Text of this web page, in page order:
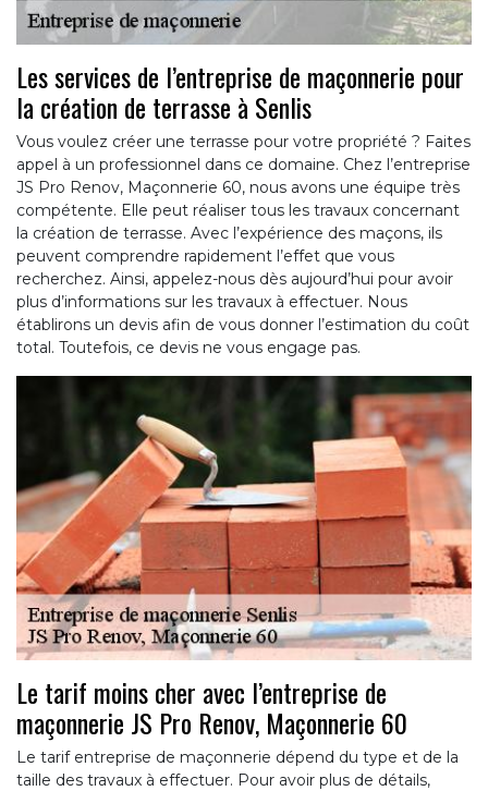
Les services de l’entreprise de maçonnerie pour
la création de terrasse à Senlis
Vous voulez créer une terrasse pour votre propriété ? Faites
appel à un professionnel dans ce domaine. Chez l’entreprise
JS Pro Renov, Maçonnerie 60, nous avons une équipe très
compétente. Elle peut réaliser tous les travaux concernant
la création de terrasse. Avec l’expérience des maçons, ils
peuvent comprendre rapidement l’effet que vous
recherchez. Ainsi, appelez-nous dès aujourd’hui pour avoir
plus d’informations sur les travaux à effectuer. Nous
établirons un devis afin de vous donner l’estimation du coût
total. Toutefois, ce devis ne vous engage pas.
Le tarif moins cher avec l’entreprise de
maçonnerie JS Pro Renov, Maçonnerie 60
Le tarif entreprise de maçonnerie dépend du type et de la
taille des travaux à effectuer. Pour avoir plus de détails,